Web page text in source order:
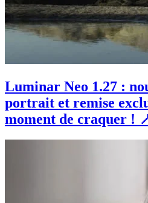
Luminar Neo 1.27 :
portrait et remise
moment de craquer !